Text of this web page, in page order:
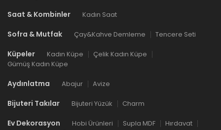
Saat & Kombinler Kadın Saat
Sofra & Mutfak Çay&Kahve Demleme Tencere Seti
Küpeler Kadın Küpe
Çelik Kadın Küpe
Gümüş Kadın Küpe
Aydınlatma Abajur Avize
Bijuteri Takılar Bijuteri Yüzük Charm
Ev Dekorasyon Hobi Ürünleri Supla MDF
Hırdavat